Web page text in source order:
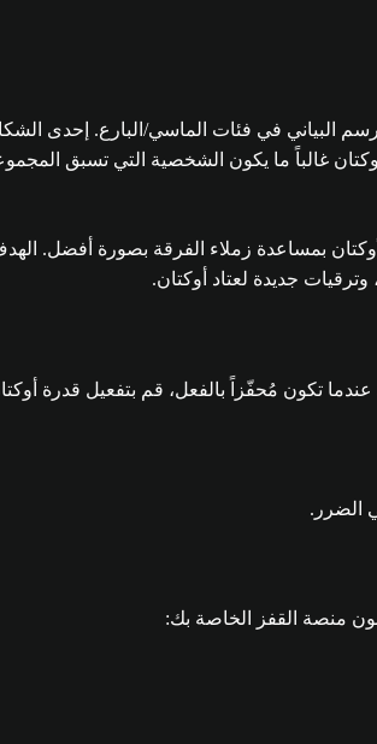
في فئات الماسي/البارع. إحدى
أوكتان غالباً ما يكون الشخصية التي تسبق
لأوكتان بمساعدة زملاء الفرقة بصورة أفضل.
جديدة لعتاد أوكتان.
عندما تكون مُحفّزاً بالفعل، قم بتفعيل قدرة
الضرر.
منصة القفز الخاصة بك: